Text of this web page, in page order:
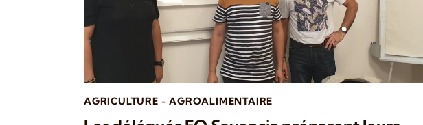
AGRICULTURE - AGROALIMENTAIRE